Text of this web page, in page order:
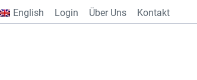
English Login Über Uns Kontakt